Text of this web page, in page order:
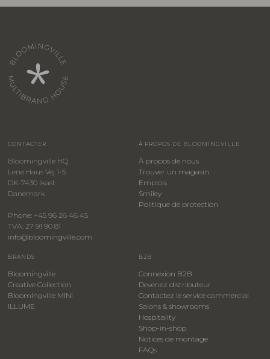
CONTACTER
Bloomingville HQ
Lene Haus Vej 1-5
DK-7430 Ikast
Danemark
Phone: +45 96 26 46 45
TVA: 27 91 90 81
info@bloomingville.com
À PROPOS DE BLOOMINGVILLE
À propos de nous
Trouver un magasin
Emplois
Smiley
​Politique de protection
BRANDS
Bloomingville
Creative Collection
Bloomingville MINI
ILLUME
B2B
Connexion B2B
Devenez distributeur
Contactez le service commercial
Salons & showrooms
Hospitality
​Shop-in-shop
Notices de montage
FAQs